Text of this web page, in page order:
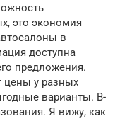
это экономия
в
доступна
предложения.
цены у разных
варианты. В-
Я вижу, как